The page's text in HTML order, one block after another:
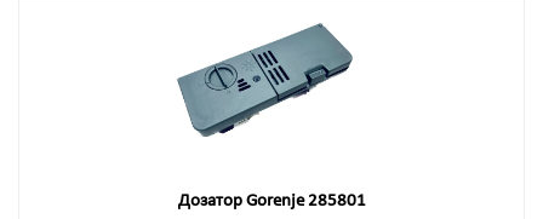
Дозатор Gorenje 285801